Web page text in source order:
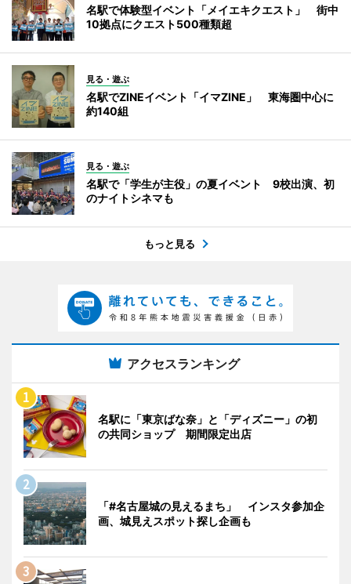
名駅で体験型イベント「メイエキクエスト」 街中
10拠点にクエスト500種類超
見る・遊ぶ
名駅でZINEイベント「イマZINE」 東海圏中心に
約140組
見る・遊ぶ
名駅で「学生が主役」の夏イベント 9校出演、初
のナイトシネマも
もっと見る
アクセスランキング
名駅に「東京ばな奈」と「ディズニー」の初
の共同ショップ 期間限定出店
「#名古屋城の見えるまち」 インスタ参加企
画、城見えスポット探し企画も